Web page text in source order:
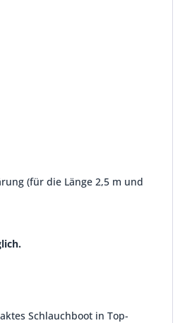
(für die Länge 2,5 m und
Schlauchboot in Top-